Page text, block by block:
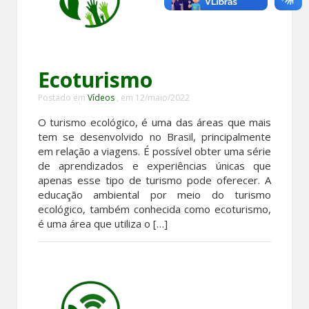
Ecoturismo
Postado em Vídeos, em 12/maio/2022
O turismo ecológico, é uma das áreas que mais
tem se desenvolvido no Brasil, principalmente
em relação a viagens. É possível obter uma série
de aprendizados e experiências únicas que
apenas esse tipo de turismo pode oferecer. A
educação ambiental por meio do turismo
ecológico, também conhecida como ecoturismo,
é uma área que utiliza o […]